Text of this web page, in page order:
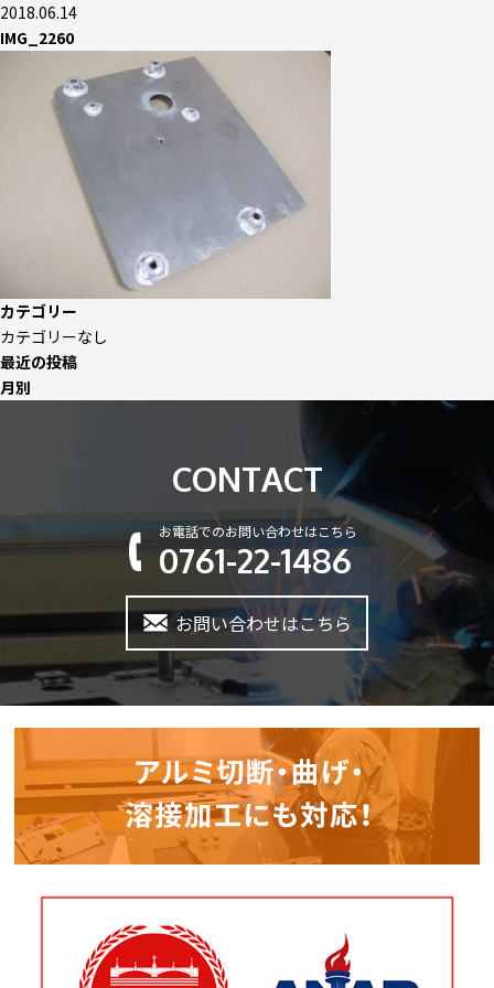
2018.06.14
IMG_2260
カテゴリー
カテゴリーなし
最近の投稿
月別
CONTACT
お電話でのお問い合わせはこちら
0761-22-1486
お問い合わせはこちら